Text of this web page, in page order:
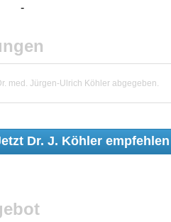
-
med. Jürgen-Ulrich Köhler abgegeben.
Dr. J. Köhler empfehlen